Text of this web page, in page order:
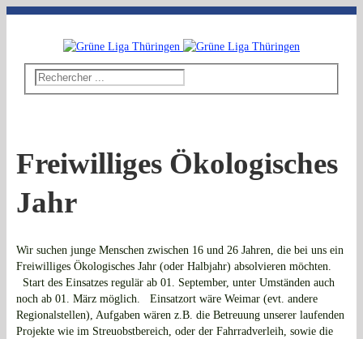
Freiwilliges Ökologisches
Jahr
Wir suchen junge Menschen zwischen 16 und 26 Jahren, die bei uns ein
Freiwilliges Ökologisches Jahr (oder Halbjahr) absolvieren möchten.
Start des Einsatzes regulär ab 01. September, unter Umständen auch
noch ab 01. März möglich. Einsatzort wäre Weimar (evt. andere
Regionalstellen), Aufgaben wären z.B. die Betreuung unserer laufenden
Projekte wie im Streuobstbereich, oder der Fahrradverleih, sowie die